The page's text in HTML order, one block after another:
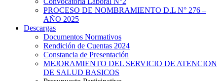
PROCESO DE NOMBRAMIENTO D.L N° 276 –
AÑO 2025
Descargas
Documentos Normativos
Rendición de Cuentas 2024
Constancia de Presentación
MEJORAMIENTO DEL SERVICIO DE ATENCION
DE SALUD BASICOS